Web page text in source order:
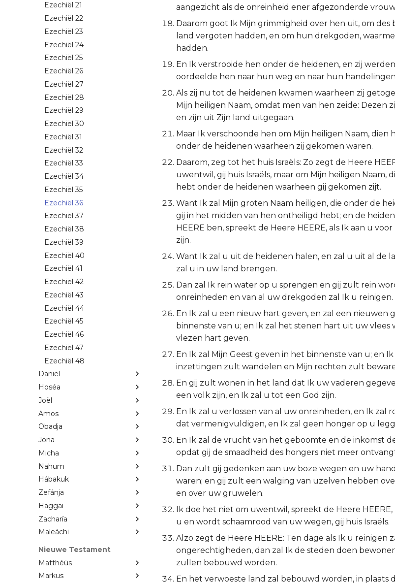
Ezechiël 21
Ezechiël 22
Ezechiël 23
Ezechiël 24
Ezechiël 25
Ezechiël 26
Ezechiël 27
Ezechiël 28
Ezechiël 29
Ezechiël 30
Ezechiël 31
Ezechiël 32
Ezechiël 33
Ezechiël 34
Ezechiël 35
Ezechiël 36
Ezechiël 37
Ezechiël 38
Ezechiël 39
Ezechiël 40
Ezechiël 41
Ezechiël 42
Ezechiël 43
Ezechiël 44
Ezechiël 45
Ezechiël 46
Ezechiël 47
Ezechiël 48
Daniël
Hoséa
Joël
Amos
Obadja
Jona
Micha
Nahum
Hábakuk
Zefánja
Haggaï
Zacharía
Maleáchi
Nieuwe Testament
Matthéüs
Markus
aangezicht als de onreinheid ener afgezonderde
Daarom goot Ik Mijn grimmigheid over hen uit, om des
land vergoten hadden, en om hun drekgoden,
hadden.
En Ik verstrooide hen onder de heidenen, en zij
oordeelde hen naar hun weg en naar hun
Als zij nu tot de heidenen kwamen waarheen zij
Mijn heiligen Naam, omdat men van hen zeide: Dezen
en zijn uit Zijn land uitgegaan.
Maar Ik verschoonde hen om Mijn heiligen Naam, dien
onder de heidenen waarheen zij gekomen waren.
Daarom, zeg tot het huis Israëls: Zo zegt de Heere
uwentwil, gij huis Israëls, maar om Mijn heiligen Naam,
hebt onder de heidenen waarheen gij gekomen zijt.
Want Ik zal Mijn groten Naam heiligen, die onder de
gij in het midden van hen ontheiligd hebt; en de
HEERE ben, spreekt de Heere HEERE, als Ik aan u
zijn.
Want Ik zal u uit de heidenen halen, en zal u uit al de
zal u in uw land brengen.
Dan zal Ik rein water op u sprengen en gij zult rein
onreinheden en van al uw drekgoden zal Ik u reinigen.
En Ik zal u een nieuw hart geven, en zal een nieuwen
binnenste van u; en Ik zal het stenen hart uit uw vlees
vlezen hart geven.
En Ik zal Mijn Geest geven in het binnenste van u; en
inzettingen zult wandelen en Mijn rechten zult
En gij zult wonen in het land dat Ik uw vaderen
een volk zijn, en Ik zal u tot een God zijn.
En Ik zal u verlossen van al uw onreinheden, en Ik zal
dat vermenigvuldigen, en Ik zal geen honger op u
En Ik zal de vrucht van het geboomte en de inkomst
opdat gij de smaadheid des hongers niet meer
Dan zult gij gedenken aan uw boze wegen en uw
waren; en gij zult een walging van uzelven hebben
en over uw gruwelen.
Ik doe het niet om uwentwil, spreekt de Heere
u en wordt schaamrood van uw wegen, gij huis Israëls.
Alzo zegt de Heere HEERE: Ten dage als Ik u reinigen
ongerechtigheden, dan zal Ik de steden doen
zullen bebouwd worden.
En het verwoeste land zal bebouwd worden, in plaats